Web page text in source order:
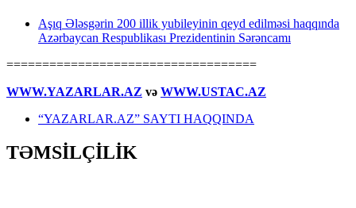
Aşıq Ələsgərin 200 illik yubileyinin qeyd edilməsi haqqında
Azərbaycan Respublikası Prezidentinin Sərəncamı
===================================
WWW.YAZARLAR.AZ və WWW.USTAC.AZ
“YAZARLAR.AZ” SAYTI HAQQINDA
TƏMSİLÇİLİK